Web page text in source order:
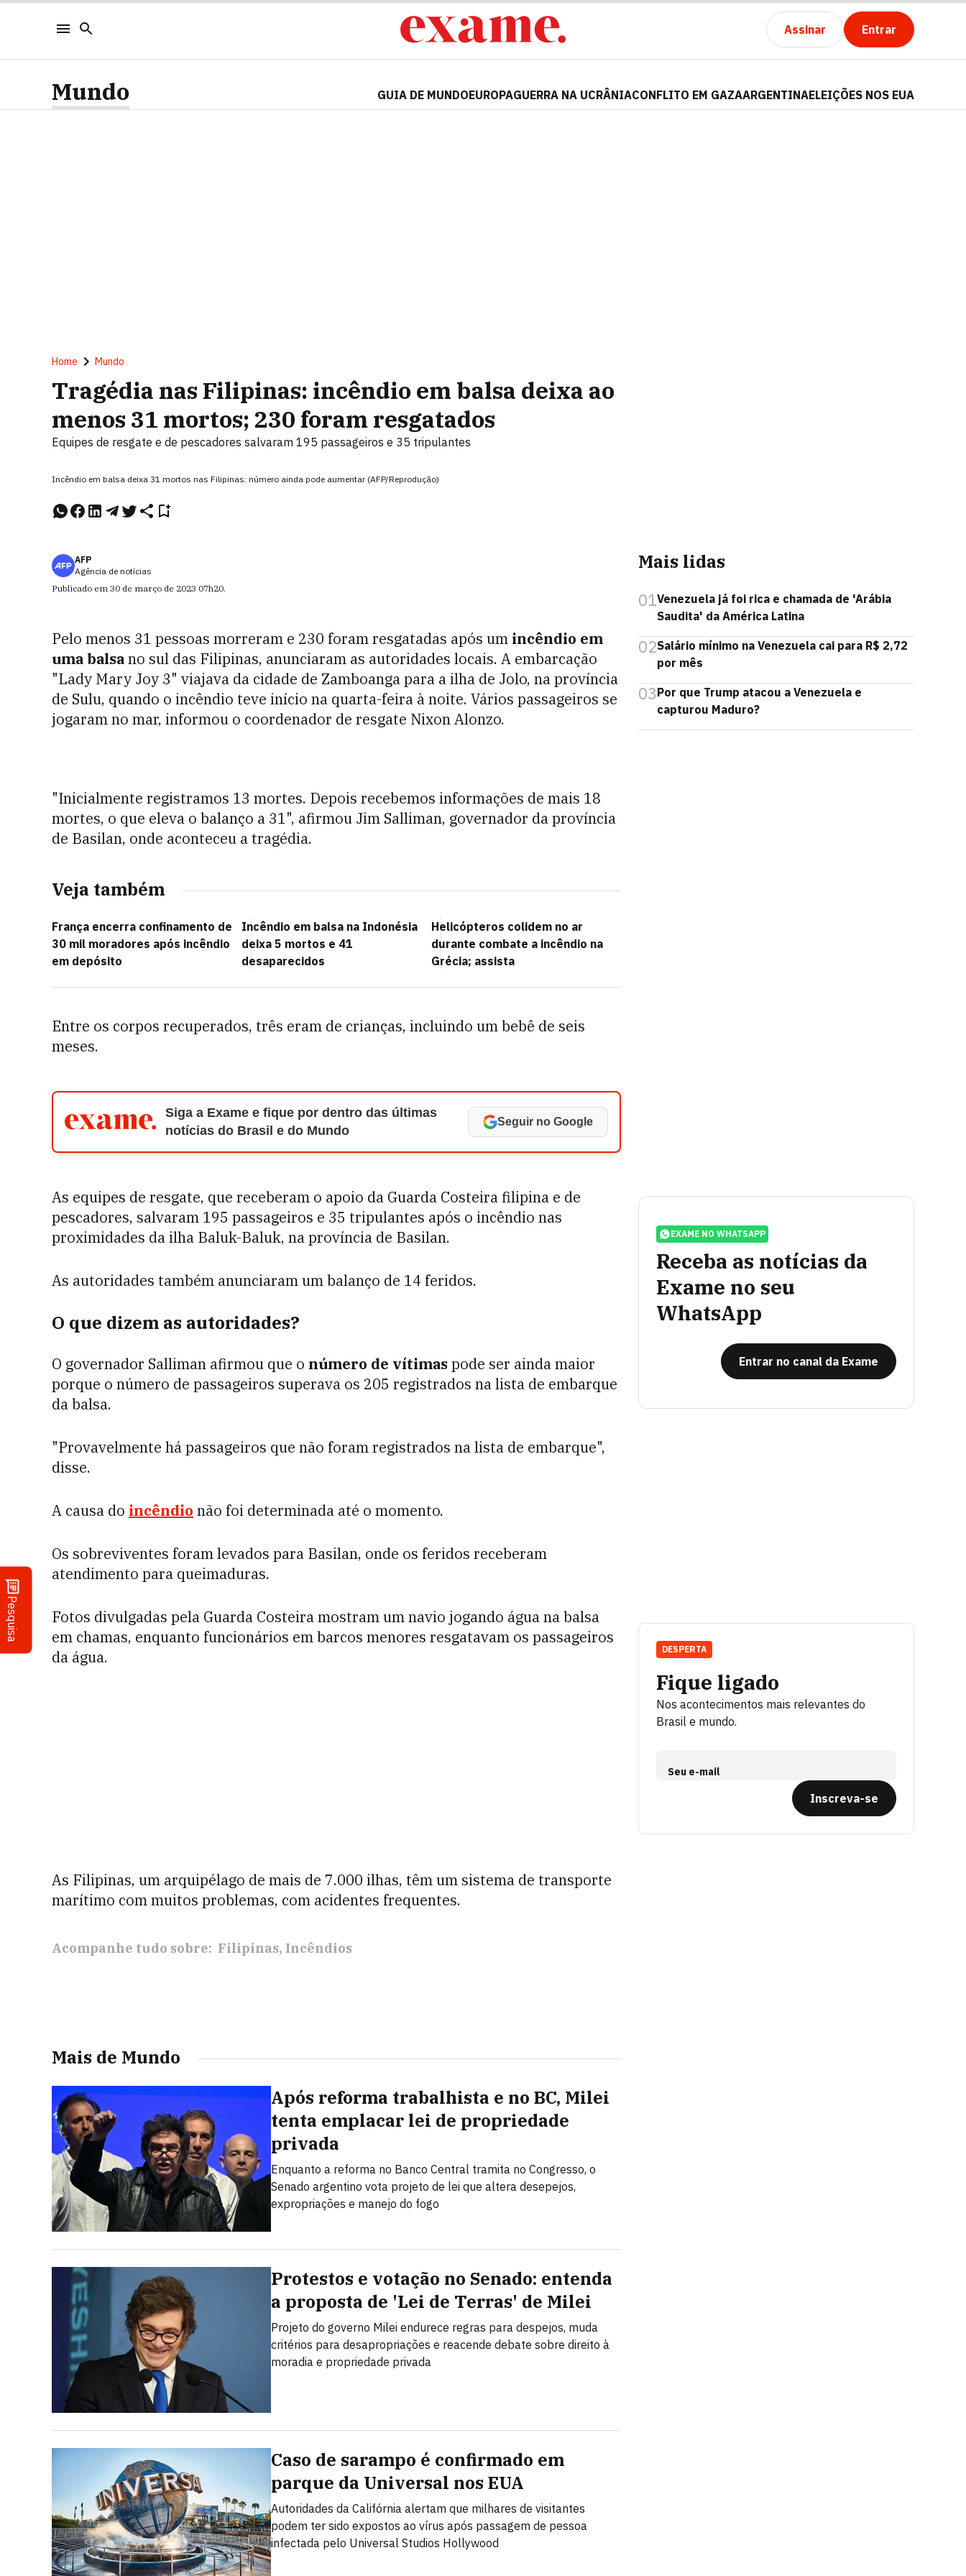
Assinar Entrar
Pesquisa
Mundo GUIA DE MUNDOEUROPAGUERRA NA UCRÂNIACONFLITO EM GAZAARGENTINAELEIÇÕES NOS EUA
Home Mundo
Tragédia nas Filipinas: incêndio em balsa deixa ao
menos 31 mortos; 230 foram resgatados
Equipes de resgate e de pescadores salvaram 195 passageiros e 35 tripulantes
Incêndio em balsa deixa 31 mortos nas Filipinas: número ainda pode aumentar (AFP/Reprodução)
AFP
Agência de notícias
Publicado em 30 de março de 2023 07h20.
Pelo menos 31 pessoas morreram e 230 foram resgatadas após um incêndio em
uma balsano sul das Filipinas, anunciaram as autoridades locais. A embarcação
"Lady Mary Joy 3" viajava da cidade de Zamboanga para a ilha de Jolo, na província
de Sulu, quando o incêndio teve início na quarta-feira à noite. Vários passageiros se
jogaram no mar, informou o coordenador de resgate Nixon Alonzo.
"Inicialmente registramos 13 mortes. Depois recebemos informações de mais 18
mortes, o que eleva o balanço a 31", afirmou Jim Salliman, governador da província
de Basilan, onde aconteceu a tragédia.
Veja também
França encerra confinamento de
30 mil moradores após incêndio
em depósito
Incêndio em balsa na Indonésia
deixa 5 mortos e 41
desaparecidos
Helicópteros colidem no ar
durante combate a incêndio na
Grécia; assista
Entre os corpos recuperados, três eram de crianças, incluindo um bebê de seis
meses.
Siga a Exame e fique por dentro das últimas
notícias do Brasil e do Mundo
Seguir no Google
As equipes de resgate, que receberam o apoio da Guarda Costeira filipina e de
pescadores, salvaram 195 passageiros e 35 tripulantes após o incêndio nas
proximidades da ilha Baluk-Baluk, na província de Basilan.
As autoridades também anunciaram um balanço de 14 feridos.
O que dizem as autoridades?
O governador Salliman afirmou que o número de vítimaspode ser ainda maior
porque o número de passageiros superava os 205 registrados na lista de embarque
da balsa.
"Provavelmente há passageiros que não foram registrados na lista de embarque",
disse.
A causa do incêndio não foi determinada até o momento.
Os sobreviventes foram levados para Basilan, onde os feridos receberam
atendimento para queimaduras.
Fotos divulgadas pela Guarda Costeira mostram um navio jogando água na balsa
em chamas, enquanto funcionários em barcos menores resgatavam os passageiros
da água.
As Filipinas, um arquipélago de mais de 7.000 ilhas, têm um sistema de transporte
marítimo com muitos problemas, com acidentes frequentes.
Acompanhe tudo sobre: Filipinas Incêndios
Mais de Mundo
Após reforma trabalhista e no BC, Milei
tenta emplacar lei de propriedade
privada
Enquanto a reforma no Banco Central tramita no Congresso, o
Senado argentino vota projeto de lei que altera desepejos,
expropriações e manejo do fogo
Protestos e votação no Senado: entenda
a proposta de 'Lei de Terras' de Milei
Projeto do governo Milei endurece regras para despejos, muda
critérios para desapropriações e reacende debate sobre direito à
moradia e propriedade privada
Caso de sarampo é confirmado em
parque da Universal nos EUA
Autoridades da Califórnia alertam que milhares de visitantes
podem ter sido expostos ao vírus após passagem de pessoa
infectada pelo Universal Studios Hollywood
Mais lidas
01Venezuela já foi rica e chamada de 'Arábia
Saudita' da América Latina
02Salário mínimo na Venezuela cai para R$ 2,72
por mês
03Por que Trump atacou a Venezuela e
capturou Maduro?
EXAME NO WHATSAPP
Receba as notícias da
Exame no seu
WhatsApp
Entrar no canal da Exame
Fique ligado
Nos acontecimentos mais relevantes do
Brasil e mundo.
Seu e-mail
Inscreva-se
DESPERTA